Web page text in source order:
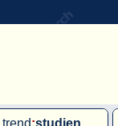
trend:studien